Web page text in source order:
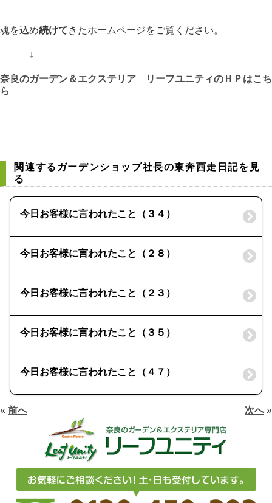
魂を込め続けてきたホームページをご覧ください。
↓
奈良のガーデン＆エクステリア リーフユニティのＨＰはこち
ら
関連するガーデンショップ社長の東奔西走日記を見
る
今日お客様に言われたこと（３４）
今日お客様に言われたこと（２８）
今日お客様に言われたこと（２３）
今日お客様に言われたこと（３５）
今日お客様に言われたこと（４７）
« 前へ 次へ»